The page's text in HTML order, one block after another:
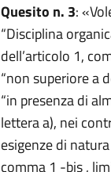
Quesito n. 3:
“Disciplina
dell’articolo 1,
“non superiore a
“in presenza di
lettera a), nei
esigenze di
comma 1 -bis ,